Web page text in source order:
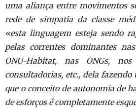
uma aliança entre movimentos
rede de simpatia da classe
«esta linguagem esteja sendo
pelas correntes dominantes
ONU-Habitat, nas ONGs, nos
consultadorias, etc., dela
que o conceito de autonomia de
de esforços é completamente